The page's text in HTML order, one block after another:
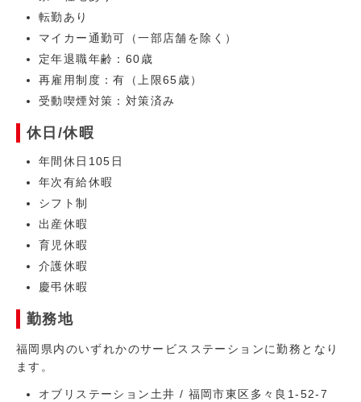
転勤あり
マイカー通勤可（一部店舗を除く）
定年退職年齢：60歳
再雇用制度：有（上限65歳）
受動喫煙対策：対策済み
休日/休暇
年間休日105日
年次有給休暇
シフト制
出産休暇
育児休暇
介護休暇
慶弔休暇
勤務地
福岡県内のいずれかのサービスステーションに勤務となり
ます。
オブリステーション土井 / 福岡市東区多々良1-52-7